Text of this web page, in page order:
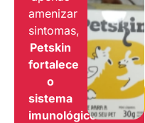
amenizar
sintomas,
Petskin
fortalece
o
sistema
imunológico